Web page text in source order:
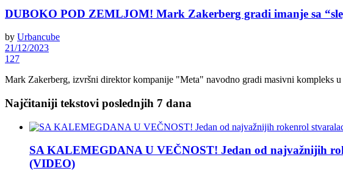
DUBOKO POD ZEMLJOM! Mark Zakerberg gradi imanje sa
by Urbancube
21/12/2023
127
Mark Zakerberg, izvršni direktor kompanije "Meta" navodno gradi masivni kompleks
Najčitaniji tekstovi poslednjih 7 dana
SA KALEMEGDANA U VEČNOST! Jedan od najvažnijih
(VIDEO)